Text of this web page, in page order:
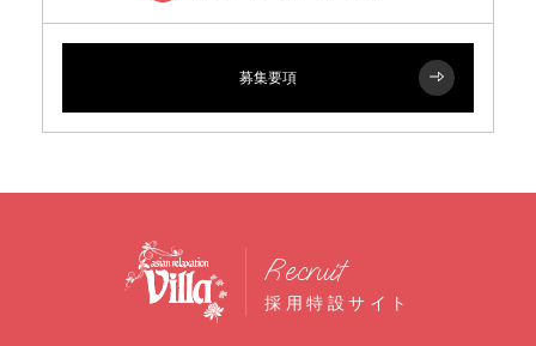
募集要項
Recruit
採用特設サイト